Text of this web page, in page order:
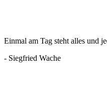
Einmal am Tag steht alles und
- Siegfried Wache